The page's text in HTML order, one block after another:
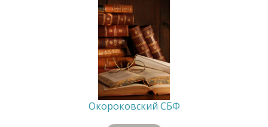
Окороковский СБФ